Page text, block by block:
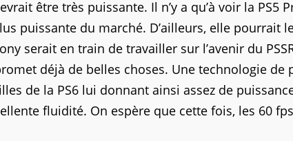
être très puissante. Il n’y a qu’à voir la PS5
puissante du marché. D’ailleurs, elle pourrait
serait en train de travailler sur l’avenir du
déjà de belles choses. Une technologie de
de la PS6 lui donnant ainsi assez de
fluidité. On espère que cette fois, les 60